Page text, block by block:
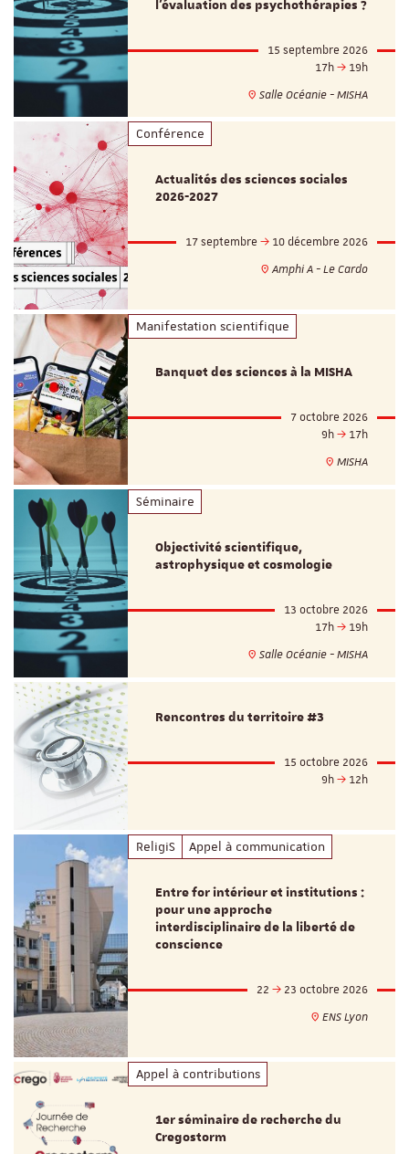
l'évaluation des psychothérapies ?
15 septembre 2026
17h
19h
Salle Océanie - MISHA
Conférence
Actualités des sciences sociales
2026-2027
17 septembre
10 décembre 2026
Amphi A - Le Cardo
Manifestation scientifique
Banquet des sciences à la MISHA
7 octobre 2026
9h
17h
MISHA
Séminaire
Objectivité scientifique,
astrophysique et cosmologie
13 octobre 2026
17h
19h
Salle Océanie - MISHA
Rencontres du territoire #3
15 octobre 2026
9h
12h
ReligiS Appel à communication
Entre for intérieur et institutions :
pour une approche
interdisciplinaire de la liberté de
conscience
22
23 octobre 2026
ENS Lyon
Appel à contributions
1er séminaire de recherche du
Cregostorm